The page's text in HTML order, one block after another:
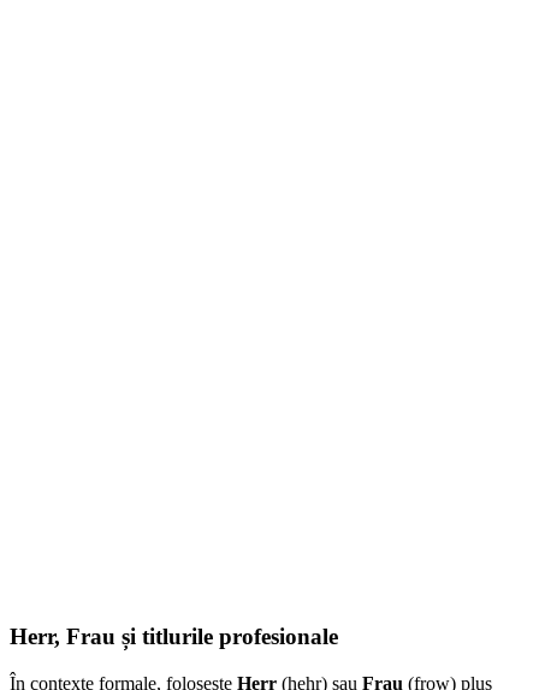
Herr, Frau și titlurile profesionale
În contexte formale, folosește Herr (hehr) sau Frau (frow) plus